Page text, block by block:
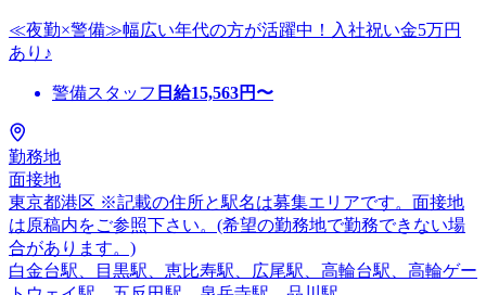
≪夜勤×警備≫幅広い年代の方が活躍中！入社祝い金5万円
あり♪
警備スタッフ 日給15,563円〜
勤務地
面接地
東京都港区 ※記載の住所と駅名は募集エリアです。面接地
は原稿内をご参照下さい。(希望の勤務地で勤務できない場
合があります。)
白金台駅、目黒駅、恵比寿駅、広尾駅、高輪台駅、高輪ゲー